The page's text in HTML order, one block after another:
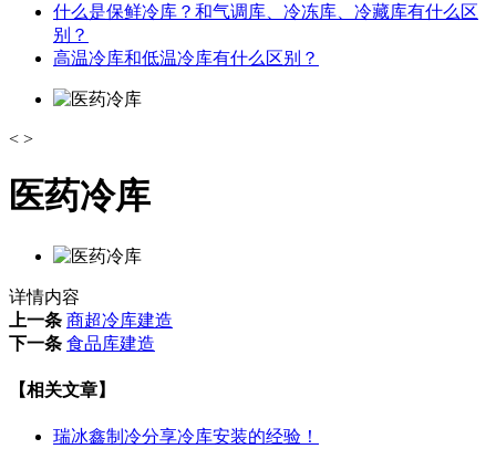
什么是保鲜冷库？和气调库、冷冻库、冷藏库有什么区
别？
高温冷库和低温冷库有什么区别？
< >
医药冷库
详情内容
上一条 商超冷库建造
下一条 食品库建造
【相关文章】
瑞冰鑫制冷分享冷库安装的经验！